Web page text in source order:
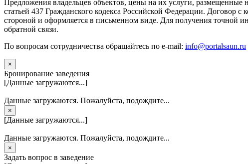
Предложения владельцев объектов, цены на их услуги,
статьей 437 Гражданского кодекса Российской Федерации. Договор с
стороной и оформляется в письменном виде. Для получения точной
обратной связи.
По вопросам сотрудничества обращайтесь по e-mail: info@portalsaun.ru
×
Бронирование заведения
[Данные загружаются...]
Данные загружаются. Пожалуйста, подождите...
×
[Данные загружаются...]
Данные загружаются. Пожалуйста, подождите...
×
Задать вопрос в заведение